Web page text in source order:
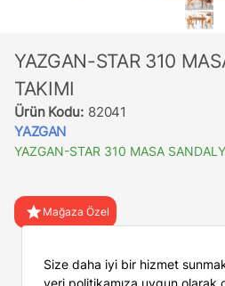
YAZGAN-STAR 310
TAKIMI
Ürün Kodu: 82041
YAZGAN
YAZGAN-STAR 310 MASA
star Mağaza Özel
Size daha iyi bir hizmet
veri politikamıza uygun olarak